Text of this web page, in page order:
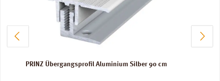
PRINZ Übergangsprofil Aluminium Silber 90 cm